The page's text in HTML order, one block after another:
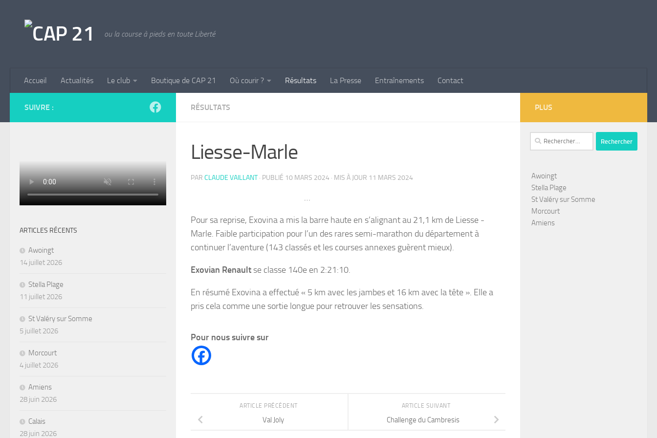
ou la course à pieds en toute Liberté
Accueil Actualités Le club Boutique de CAP 21 Où courir ? Résultats La Presse Entraînements Contact
RÉSULTATS
Liesse-Marle
PAR CLAUDE VAILLANT · PUBLIÉ 10 MARS 2024 · MIS À JOUR 11 MARS 2024
…
Pour sa reprise, Exovina a mis la barre haute en s’alignant au 21,1 km de Liesse -
Marle. Faible participation pour l’un des rares semi-marathon du département à
continuer l’aventure (143 classés et les courses annexes guèrent mieux).
Exovian Renault se classe 140e en 2:21:10.
En résumé Exovina a effectué « 5 km avec les jambes et 16 km avec la tête ». Elle a
pris cela comme une sortie longue pour retrouver les sensations.
Pour nous suivre sur
ARTICLE SUIVANT
Challenge du Cambresis
ARTICLE PRÉCÉDENT
Val Joly
SUIVRE :
ARTICLES RÉCENTS
Awoingt
14 juillet 2026
Stella Plage
11 juillet 2026
St Valéry sur Somme
5 juillet 2026
Morcourt
4 juillet 2026
Amiens
28 juin 2026
Calais
28 juin 2026
PLUS
Rechercher :
Awoingt
Stella Plage
St Valéry sur Somme
Morcourt
Amiens